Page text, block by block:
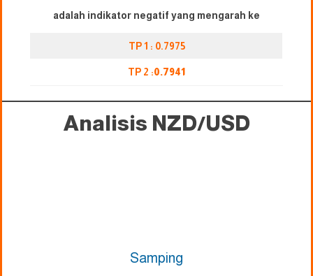
adalah indikator negatif yang mengarah ke
TP 1 : 0.7975
TP 2 :0.7941
Analisis NZD/USD
Samping